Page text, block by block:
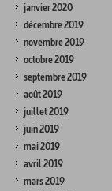
janvier 2020
décembre 2019
novembre 2019
octobre 2019
septembre 2019
août 2019
juillet 2019
juin 2019
mai 2019
avril 2019
mars 2019